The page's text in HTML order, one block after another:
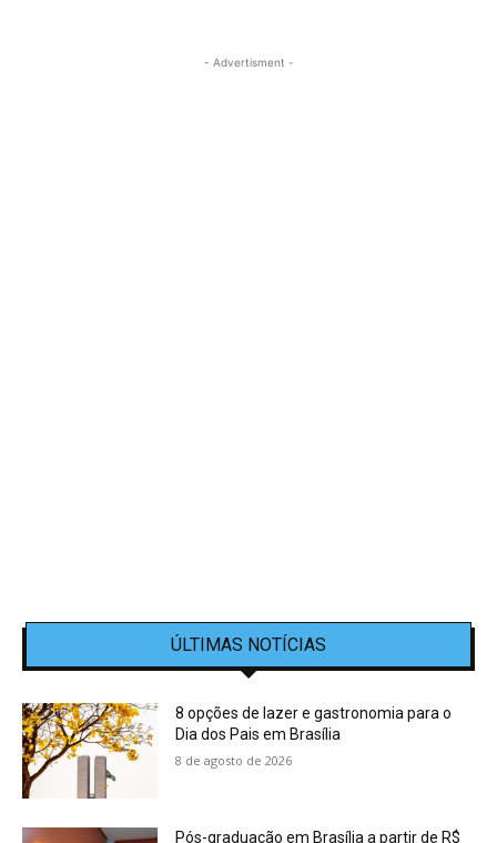
- Advertisment -
ÚLTIMAS NOTÍCIAS
8 opções de lazer e gastronomia para o
Dia dos Pais em Brasília
8 de agosto de 2026
Pós-graduação em Brasília a partir de R$